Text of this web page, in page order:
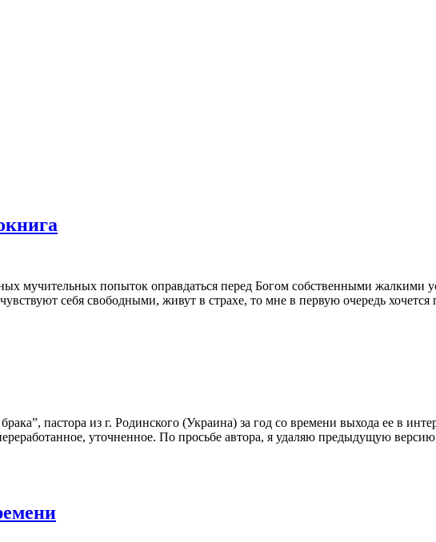
мучительных попыток оправдаться перед Богом собственными жалкими
себя свободными, живут в страхе, то мне в первую очередь
пастора из г. Родинского (Украина) за год со времени выхода ее в
уточненное. По просьбе автора, я удаляю предыдущую